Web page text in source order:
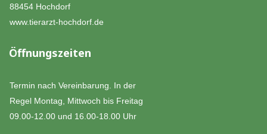
88454 Hochdorf
www.tierarzt-hochdorf.de
Öffnungszeiten
Termin nach Vereinbarung. In der
Regel Montag, Mittwoch bis Freitag
09.00-12.00 und 16.00-18.00 Uhr